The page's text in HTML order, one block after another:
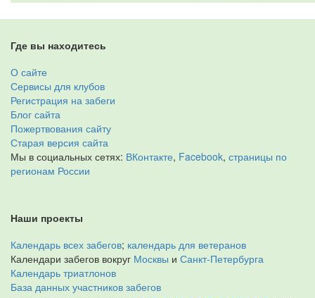
Где вы находитесь
О сайте
Сервисы для клубов
Регистрация на забеги
Блог сайта
Пожертвования сайту
Старая версия сайта
Мы в социальных сетях: ВКонтакте, Facebook, страницы по
регионам России
Наши проекты
Календарь всех забегов; календарь для ветеранов
Календари забегов вокруг Москвы и Санкт-Петербурга
Календарь триатлонов
База данных участников забегов